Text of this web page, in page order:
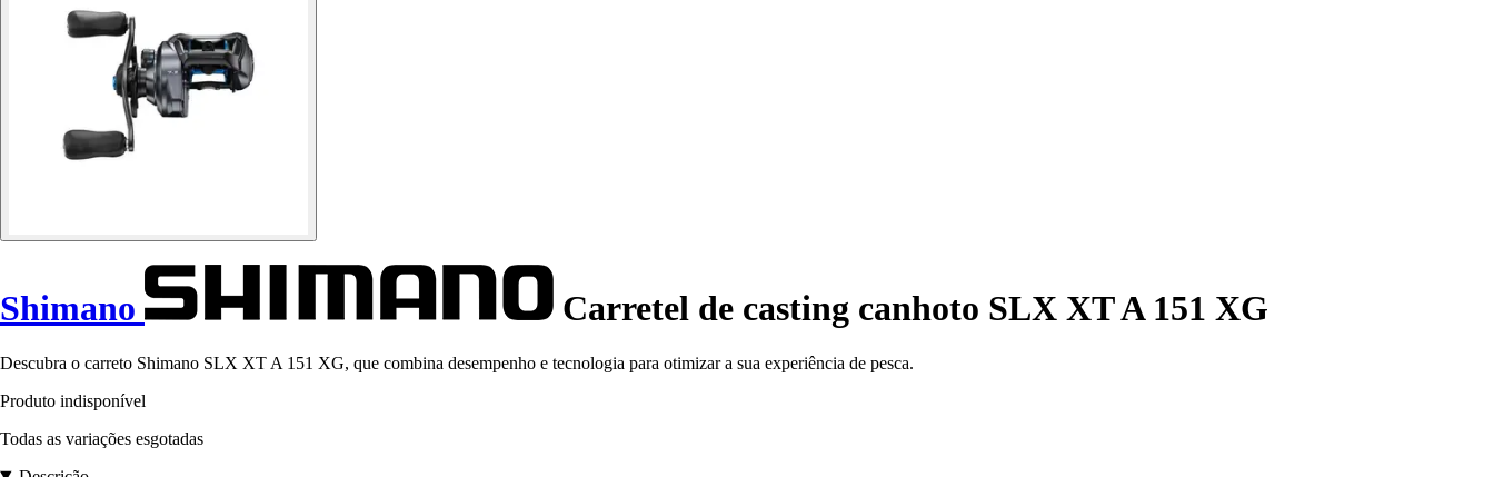
Shimano Carretel de casting canhoto SLX XT A 151 XG
Descubra o carreto Shimano SLX XT A 151 XG, que combina desempenho e tecnologia para otimizar a sua experiência de pesca.
Produto indisponível
Todas as variações esgotadas